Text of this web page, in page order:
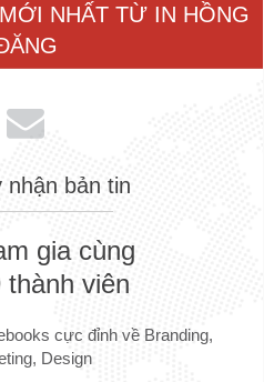
NHẤT TỪ IN HỒNG
nhận bản tin
gia cùng
thành viên
cực đỉnh về Branding,
Design